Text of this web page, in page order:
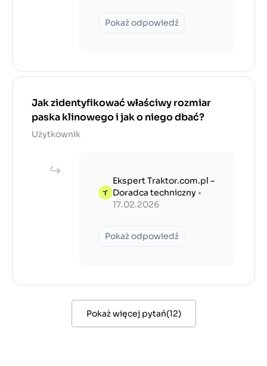
Pokaż odpowiedź
Jak zidentyfikować właściwy rozmiar
paska klinowego i jak o niego dbać?
Użytkownik
Ekspert Traktor.com.pl –
Doradca techniczny •
17.02.2026
Pokaż odpowiedź
Pokaż więcej pytań(12)